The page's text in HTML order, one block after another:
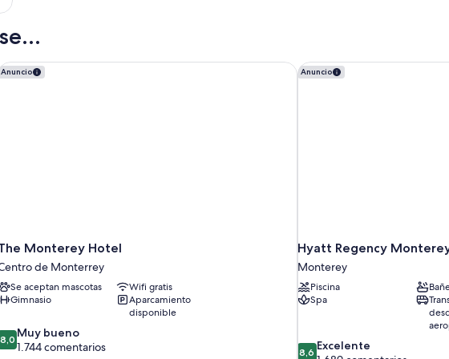
Anuncio
Monterey Hotel
de Monterrey
Se aceptan mascotas
Wifi gratis
Gimnasio
Aparcamiento
disponible
8,0 Muy bueno
1.744 comentarios
Monterey Hotel Anuncio
Hyatt Regency
Monterey
Piscina
Spa
8.6
8,6 Excelente
Hyatt Regency Monterey